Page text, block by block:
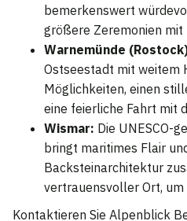
bemerkenswert
größere Zeremonien mit
Warnemünde
Ostseestadt mit weitem
Möglichkeiten, einen
eine feierliche Fahrt mit
Wismar: Die UNESCO-
bringt maritimes Flair
Backsteinarchitektur
vertrauensvoller Ort, um
Kontaktieren Sie Alpenblick